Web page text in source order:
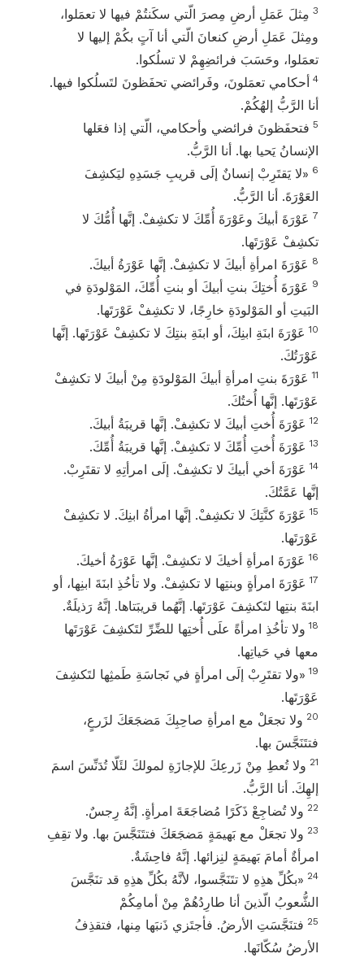
3 مِثلَ عَمَلِ أرضِ مِصرَ الّتي سكَنتُمْ فيها لا تعمَلوا،
ومِثلَ عَمَلِ أرضِ كنعانَ الّتي أنا آتٍ بكُمْ إليها لا
تعمَلوا، وحَسَبَ فرائضِهِمْ لا تسلُكوا.
4 أحكامي تعمَلونَ، وفَرائضي تحفَظونَ لتَسلُكوا فيها.
أنا الرَّبُّ إلهُكُمْ.
5 فتحفَظونَ فرائضي وأحكامي، الّتي إذا فعَلها
الإنسانُ يَحيا بها. أنا الرَّبُّ.
6 «لا يَقتَرِبْ إنسانٌ إلَى قريبِ جَسَدِهِ ليَكشِفَ
العَوْرَةَ. أنا الرَّبُّ.
7 عَوْرَةَ أبيكَ وعَوْرَةَ أُمِّكَ لا تكشِفْ. إنَّها أُمُّكَ لا
تكشِفْ عَوْرَتَها.
8 عَوْرَةَ امرأةِ أبيكَ لا تكشِفْ. إنَّها عَوْرَةُ أبيكَ.
9 عَوْرَةَ أُختِكَ بنتِ أبيكَ أو بنتِ أُمِّكَ، المَوْلودَةِ في
البَيتِ أو المَوْلودَةِ خارِجًا، لا تكشِفْ عَوْرَتَها.
10 عَوْرَةَ ابنَةِ ابنِكَ، أو ابنَةِ بنتِكَ لا تكشِفْ عَوْرَتَها. إنَّها
عَوْرَتُكَ.
11 عَوْرَةَ بنتِ امرأةِ أبيكَ المَوْلودَةِ مِنْ أبيكَ لا تكشِفْ
عَوْرَتَها. إنَّها أُختُكَ.
12 عَوْرَةَ أُختِ أبيكَ لا تكشِفْ. إنَّها قريبَةُ أبيكَ.
13 عَوْرَةَ أُختِ أُمِّكَ لا تكشِفْ. إنَّها قريبَةُ أُمِّكَ.
14 عَوْرَةَ أخي أبيكَ لا تكشِفْ. إلَى امرأتِهِ لا تقتَرِبْ.
إنَّها عَمَّتُكَ.
15 عَوْرَةَ كنَّتِكَ لا تكشِفْ. إنَّها امرأةُ ابنِكَ. لا تكشِفْ
عَوْرَتَها.
16 عَوْرَةَ امرأةِ أخيكَ لا تكشِفْ. إنَّها عَوْرَةُ أخيكَ.
17 عَوْرَةَ امرأةٍ وبنتِها لا تكشِفْ. ولا تأخُذِ ابنَةَ ابنِها، أو
ابنَةَ بنتِها لتَكشِفَ عَوْرَتَها. إنَّهُما قريبَتاها. إنَّهُ رَذيلَةٌ.
18 ولا تأخُذِ امرأةً علَى أُختِها للضِّرِّ لتَكشِفَ عَوْرَتَها
معها في حَياتِها.
19 «ولا تقتَرِبْ إلَى امرأةٍ في نَجاسَةِ طَمثِها لتَكشِفَ
عَوْرَتَها.
20 ولا تجعَلْ مع امرأةِ صاحِبِكَ مَضجَعَكَ لزَرعٍ،
فتتَنَجَّسَ بها.
21 ولا تُعطِ مِنْ زَرعِكَ للإجازَةِ لمولكَ لئَلّا تُدَنِّسَ اسمَ
إلهِكَ. أنا الرَّبُّ.
22 ولا تُضاجِعْ ذَكَرًا مُضاجَعَةَ امرأةٍ. إنَّهُ رِجسٌ.
23 ولا تجعَلْ مع بَهيمَةٍ مَضجَعَكَ فتتَنَجَّسَ بها. ولا تقِفِ
امرأةٌ أمامَ بَهيمَةٍ لنِزائها. إنَّهُ فاحِشَةٌ.
24 «بكُلِّ هذِهِ لا تتَنَجَّسوا، لأنَّهُ بكُلِّ هذِهِ قد تنَجَّسَ
الشُّعوبُ الّذينَ أنا طارِدُهُمْ مِنْ أمامِكُمْ
25 فتنَجَّسَتِ الأرضُ. فأجتَزي ذَنبَها مِنها، فتقذِفُ
الأرضُ سُكّانَها.